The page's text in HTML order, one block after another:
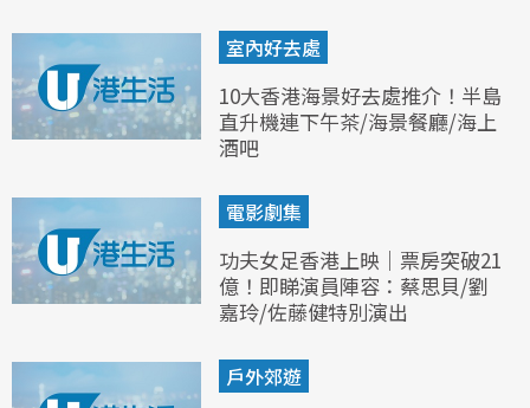
室內好去處
10大香港海景好去處推介！半島
直升機連下午茶/海景餐廳/海上
酒吧
電影劇集
功夫女足香港上映｜票房突破21
億！即睇演員陣容：蔡思貝/劉
嘉玲/佐藤健特別演出
戶外郊遊